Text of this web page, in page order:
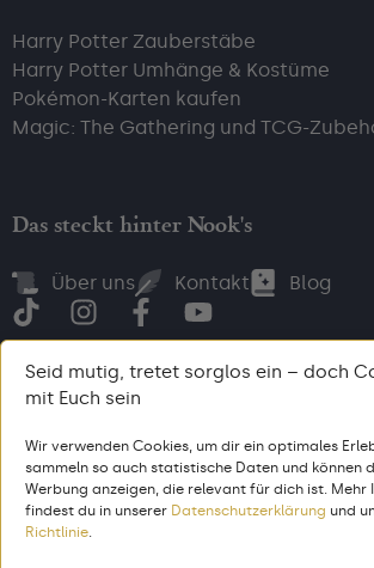
Seid mutig, tretet sorglos ein – doch
mit Euch sein
Wir verwenden Cookies, um dir ein optimales
sammeln so auch statistische Daten und können
Werbung anzeigen, die relevant für dich ist.
findest du in unserer Datenschutzerklärung und
Richtlinie
Harry Potter Zauberstäbe
Harry Potter Umhänge & Kostüme
Pokémon-Karten kaufen
Magic: The Gathering und TCG-
Das steckt hinter Nook's
Über uns Kontakt Blog